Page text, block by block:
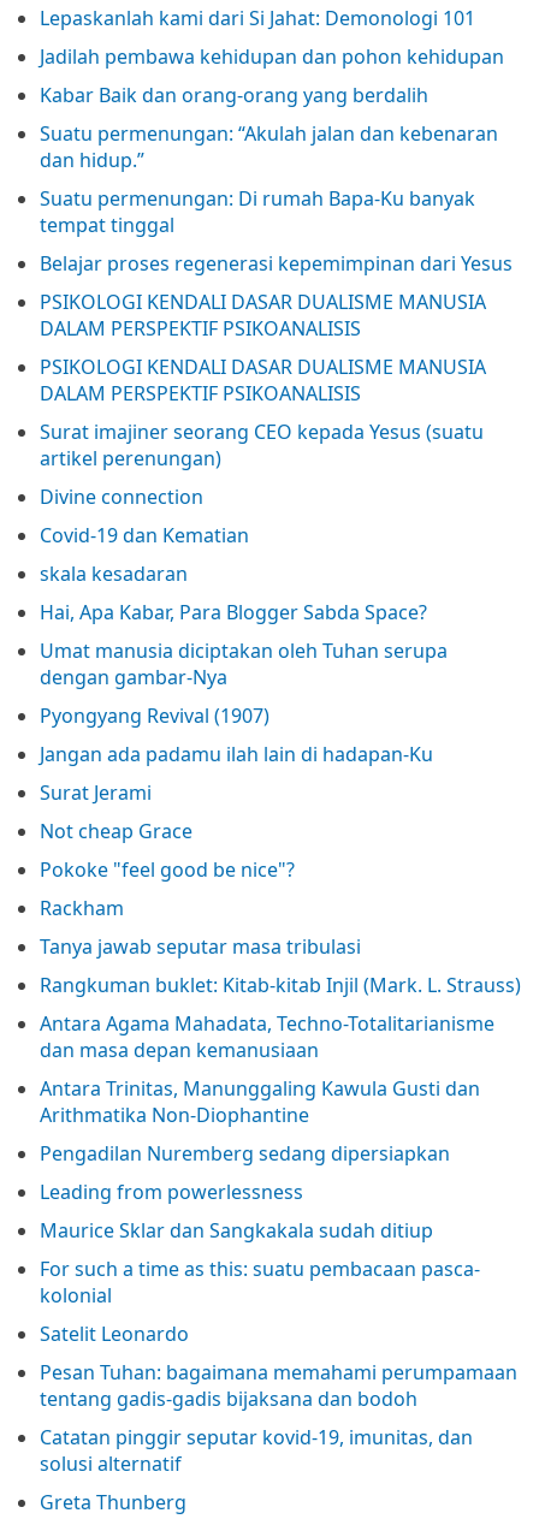
Lepaskanlah kami dari Si Jahat: Demonologi 101
Jadilah pembawa kehidupan dan pohon kehidupan
Kabar Baik dan orang-orang yang berdalih
Suatu permenungan: “Akulah jalan dan kebenaran
dan hidup.”
Suatu permenungan: Di rumah Bapa-Ku banyak
tempat tinggal
Belajar proses regenerasi kepemimpinan dari Yesus
PSIKOLOGI KENDALI DASAR DUALISME MANUSIA
DALAM PERSPEKTIF PSIKOANALISIS
PSIKOLOGI KENDALI DASAR DUALISME MANUSIA
DALAM PERSPEKTIF PSIKOANALISIS
Surat imajiner seorang CEO kepada Yesus (suatu
artikel perenungan)
Divine connection
Covid-19 dan Kematian
skala kesadaran
Hai, Apa Kabar, Para Blogger Sabda Space?
Umat manusia diciptakan oleh Tuhan serupa
dengan gambar-Nya
Pyongyang Revival (1907)
Jangan ada padamu ilah lain di hadapan-Ku
Surat Jerami
Not cheap Grace
Pokoke "feel good be nice"?
Rackham
Tanya jawab seputar masa tribulasi
Rangkuman buklet: Kitab-kitab Injil (Mark. L. Strauss)
Antara Agama Mahadata, Techno-Totalitarianisme
dan masa depan kemanusiaan
Antara Trinitas, Manunggaling Kawula Gusti dan
Arithmatika Non-Diophantine
Pengadilan Nuremberg sedang dipersiapkan
Leading from powerlessness
Maurice Sklar dan Sangkakala sudah ditiup
For such a time as this: suatu pembacaan pasca-
kolonial
Satelit Leonardo
Pesan Tuhan: bagaimana memahami perumpamaan
tentang gadis-gadis bijaksana dan bodoh
Catatan pinggir seputar kovid-19, imunitas, dan
solusi alternatif
Greta Thunberg